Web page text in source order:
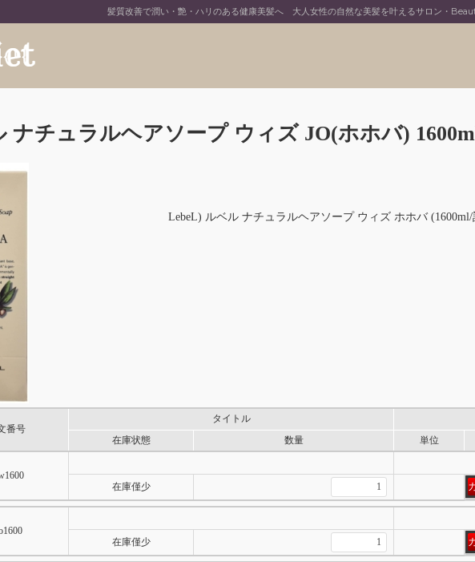
髪質改善で潤い・艶・ハリのある健康美髪へ 大人女性の自然な美髪を叶えるサロン・
ナチュラルヘアソープ ウィズ JO(ホホバ)
LebeL) ルベル ナチュラルヘアソープ ウィズ ホホバ
番号
タイトル
在庫状態 数量 単位
在庫僅少
在庫僅少